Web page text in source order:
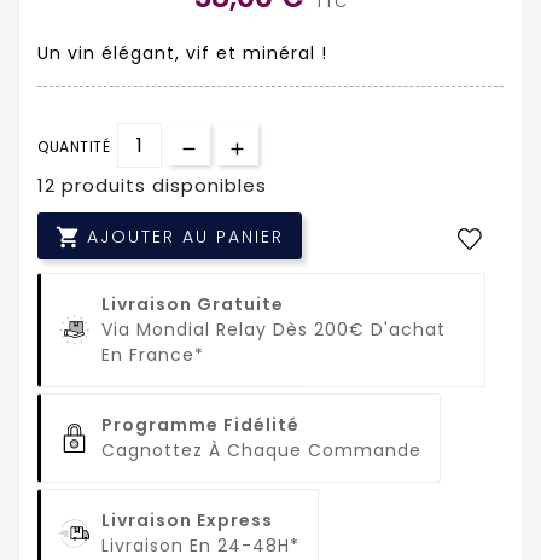
Un vin élégant, vif et minéral !
QUANTITÉ
12 produits disponibles
 AJOUTER AU PANIER
Livraison Gratuite
Via Mondial Relay Dès 200€ D'achat
En France*
Programme Fidélité
Cagnottez À Chaque Commande
Livraison Express
Livraison En 24-48H*